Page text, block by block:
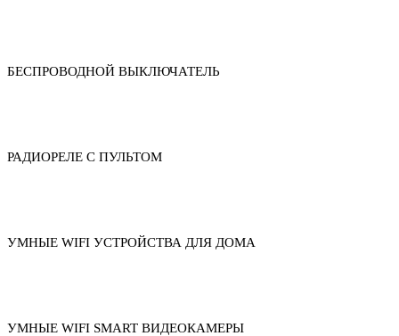
БЕСПРОВОДНОЙ ВЫКЛЮЧАТЕЛЬ
РАДИОРЕЛЕ С ПУЛЬТОМ
УМНЫЕ WIFI УСТРОЙСТВА ДЛЯ ДОМА
УМНЫЕ WIFI SMART ВИДЕОКАМЕРЫ